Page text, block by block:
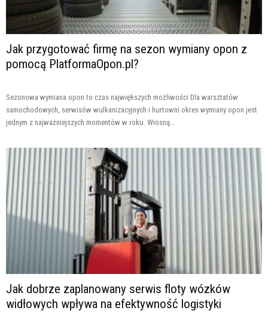
Jak przygotować firmę na sezon wymiany opon z
pomocą PlatformaOpon.pl?
Sezonowa wymiana opon to czas największych możliwości Dla warsztatów
samochodowych, serwisów wulkanizacyjnych i hurtowni okres wymiany opon jest
jednym z najważniejszych momentów w roku. Wiosną...
Jak dobrze zaplanowany serwis floty wózków
widłowych wpływa na efektywność logistyki